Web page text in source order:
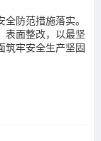
防范措施落实。
表面整改，以最坚
筑牢安全生产坚固